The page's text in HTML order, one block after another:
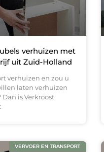
verhuizen met
uit Zuid-Holland
verhuizen en zou u
laten verhuizen
is Verkroost
VERVOER EN TRANSPORT